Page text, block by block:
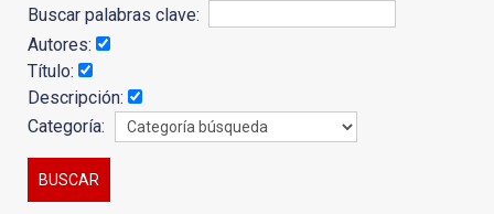
Buscar palabras clave:
Autores:
Título:
Descripción:
Categoría: